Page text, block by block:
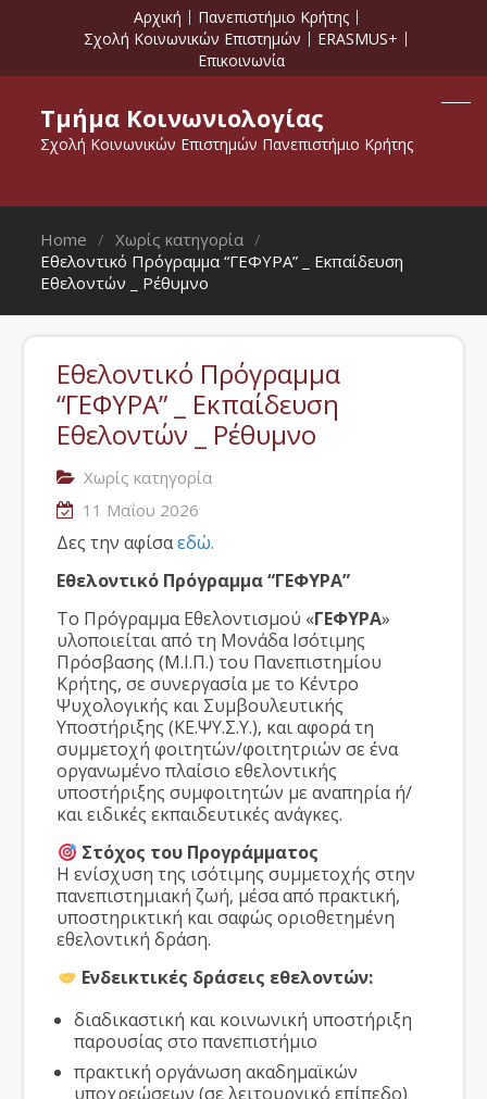
Αρχική
Πανεπιστήμιο Κρήτης
Σχολή Κοινωνικών Επιστημών
ERASMUS+
Επικοινωνία
Τμήμα Κοινωνιολογίας
Σχολή Κοινωνικών Επιστημών Πανεπιστήμιο Κρήτης
Home
Χωρίς κατηγορία
Εθελοντικό Πρόγραμμα “ΓΕΦΥΡΑ” _ Εκπαίδευση
Εθελοντών _ Ρέθυμνο
Εθελοντικό Πρόγραμμα
“ΓΕΦΥΡΑ” _ Εκπαίδευση
Εθελοντών _ Ρέθυμνο
Χωρίς κατηγορία
11 Μαΐου 2026
Δες την αφίσαεδώ.
Εθελοντικό Πρόγραμμα “ΓΕΦΥΡΑ”
Το Πρόγραμμα Εθελοντισμού «ΓΕΦΥΡΑ»
υλοποιείται από τη Μονάδα Ισότιμης
Πρόσβασης (Μ.Ι.Π.) του Πανεπιστημίου
Κρήτης, σε συνεργασία με το Κέντρο
Ψυχολογικής και Συμβουλευτικής
Υποστήριξης (ΚΕ.ΨΥ.Σ.Υ.), και αφορά τη
συμμετοχή φοιτητών/φοιτητριών σε ένα
οργανωμένο πλαίσιο εθελοντικής
υποστήριξης συμφοιτητών με αναπηρία ή/
και ειδικές εκπαιδευτικές ανάγκες.
Στόχος του Προγράμματος
Η ενίσχυση της ισότιμης συμμετοχής στην
πανεπιστημιακή ζωή, μέσα από πρακτική,
υποστηρικτική και σαφώς οριοθετημένη
εθελοντική δράση.
Ενδεικτικές δράσεις εθελοντών:
διαδικαστική και κοινωνική υποστήριξη
παρουσίας στο πανεπιστήμιο
πρακτική οργάνωση ακαδημαϊκών
υποχρεώσεων (σε λειτουργικό επίπεδο)